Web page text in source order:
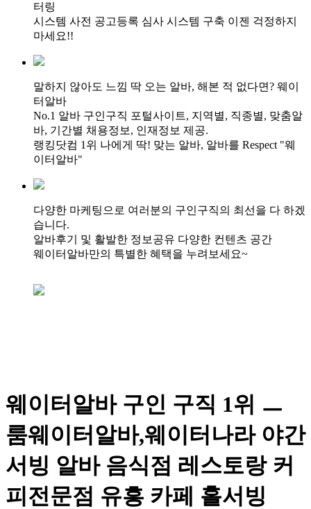
터링
시스템 사전 공고등록 심사 시스템 구축 이젠 걱정하지
마세요!!
말하지 않아도 느낌 딱 오는 알바, 해본 적 없다면? 웨이
터알바
No.1 알바 구인구직 포털사이트, 지역별, 직종별, 맞춤알
바, 기간별 채용정보, 인재정보 제공.
랭킹닷컴 1위 나에게 딱! 맞는 알바, 알바를 Respect "웨
이터알바"
다양한 마케팅으로 여러분의 구인구직의 최선을 다 하겠
습니다.
알바후기 및 활발한 정보공유 다양한 컨텐츠 공간
웨이터알바만의 특별한 혜택을 누려보세요~
웨이터알바 구인 구직 1위 ㅡ
룸웨이터알바,웨이터나라 야간
서빙 알바 음식점 레스토랑 커
피전문점 유흥 카페 홀서빙